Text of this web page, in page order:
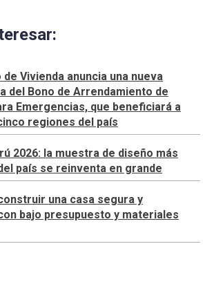
Vivienda anuncia una nueva
del Bono de Arrendamiento de
Emergencias, que beneficiará a
regiones del país
2026: la muestra de diseño más
país se reinventa en grande
una casa segura y
bajo presupuesto y materiales